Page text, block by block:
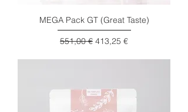
MEGA Pack GT (Great Taste)
Preço normal
551,00 € Preço promocional
413,25 €